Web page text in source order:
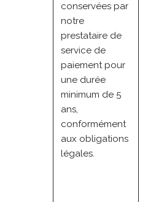
conservées par
notre
prestataire de
service de
paiement pour
une durée
minimum de 5
ans,
conformément
aux obligations
légales.